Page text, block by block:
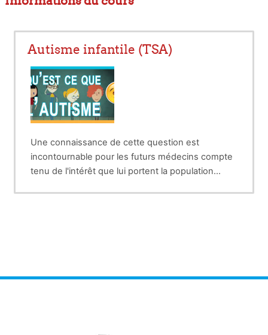
Autisme infantile (TSA)
Une connaissance de cette question est
incontournable pour les futurs médecins compte
tenu de l'intérêt que lui portent la population